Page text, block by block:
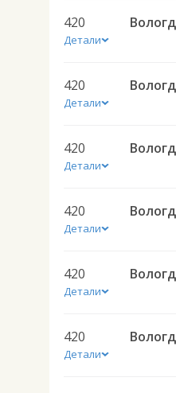
420
Детали
420
Детали
420
Детали
420
Детали
420
Детали
420
Детали